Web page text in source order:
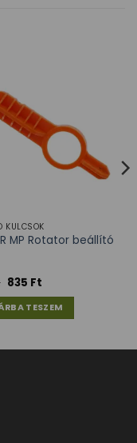
KULCSOK
MP Rotator beállító
835 Ft
TESZEM